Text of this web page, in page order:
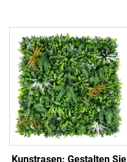
Kunstrasen: Gestalten Sie